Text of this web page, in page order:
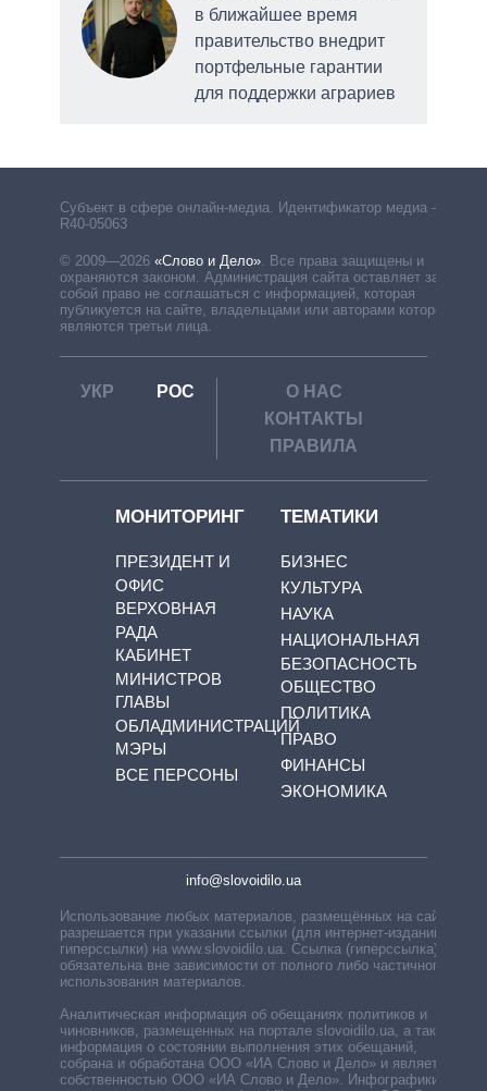
в ближайшее время
правительство внедрит
портфельные гарантии
для поддержки аграриев
Субъект в сфере онлайн-медиа. Идентификатор медиа –
R40-05063
© 2009—2026 «Слово и Дело». Все права защищены и
охраняются законом. Администрация сайта оставляет за
собой право не соглашаться с информацией, которая
публикуется на сайте, владельцами или авторами которой
являются третьи лица.
УКР РОС
О НАС
КОНТАКТЫ
ПРАВИЛА
МОНИТОРИНГ
ПРЕЗИДЕНТ И
ОФИС
ВЕРХОВНАЯ
РАДА
КАБИНЕТ
МИНИСТРОВ
ГЛАВЫ
ОБЛАДМИНИСТРАЦИЙ
МЭРЫ
ВСЕ ПЕРСОНЫ
ТЕМАТИКИ
БИЗНЕС
КУЛЬТУРА
НАУКА
НАЦИОНАЛЬНАЯ
БЕЗОПАСНОСТЬ
ОБЩЕСТВО
ПОЛИТИКА
ПРАВО
ФИНАНСЫ
ЭКОНОМИКА
info@slovoidilo.ua
Использование любых материалов, размещённых на сайте,
разрешается при указании ссылки (для интернет-изданий —
гиперссылки) на www.slovoidilo.ua. Ссылка (гиперссылка)
обязательна вне зависимости от полного либо частичного
использования материалов.
Аналитическая информация об обещаниях политиков и
чиновников, размещенных на портале slovoidilo.ua, а также
информация о состоянии выполнения этих обещаний,
собрана и обработана ООО «ИА Слово и Дело» и является
собственностью ООО «ИА Слово и Дело». Инфографики,